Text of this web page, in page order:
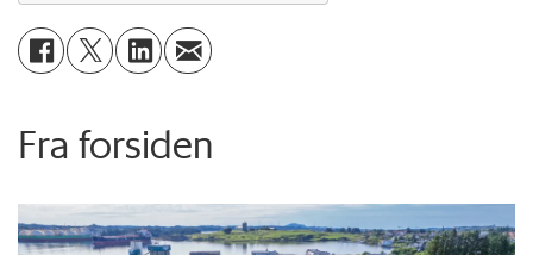
Fra forsiden